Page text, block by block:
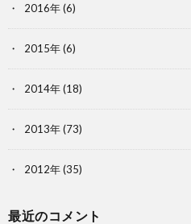
2016年(6)
2015年(6)
2014年(18)
2013年(73)
2012年(35)
最近のコメント